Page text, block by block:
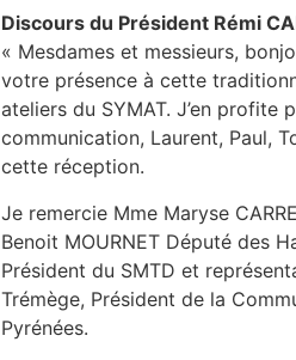
Discours du Président Rémi
« Mesdames et messieurs,
votre présence à cette
ateliers du SYMAT. J’en profite
communication, Laurent, Paul,
cette réception.
Je remercie Mme Maryse
Benoit MOURNET Député des
Président du SMTD et
Trémège, Président de la
Pyrénées.